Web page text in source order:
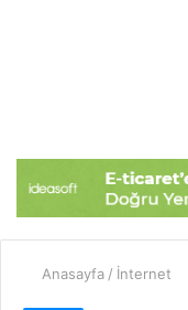
Anasayfa / İnternet